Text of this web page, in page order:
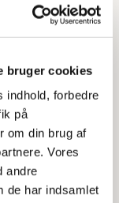
bruger cookies
indhold, forbedre
på
om din brug af
Vores
andre
de har indsamlet
anden